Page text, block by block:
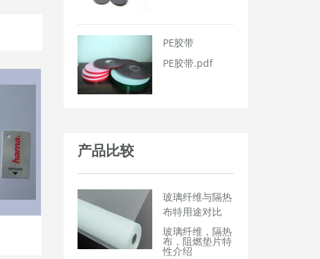
PE胶带
PE胶带.pdf
产品比较
玻璃纤维与隔热
布特用途对比
玻璃纤维，隔热
布，阻燃垫片特
性介绍